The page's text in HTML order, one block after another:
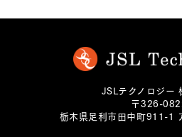
JSLテクノロジー
〒326-
栃木県足利市田中町911-1